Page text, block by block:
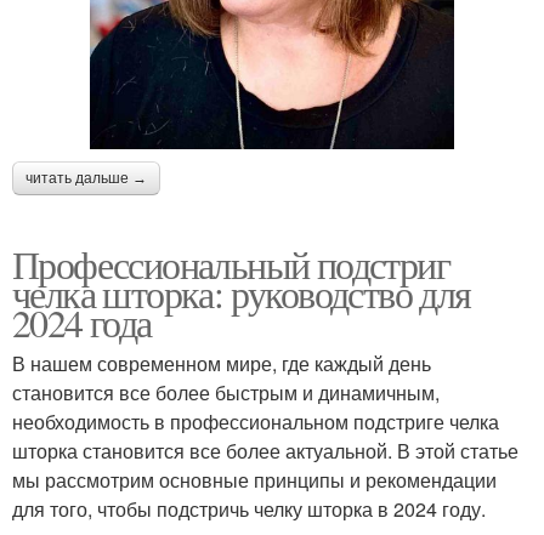
читать дальше →
Профессиональный подстриг
челка шторка: руководство для
2024 года
В нашем современном мире, где каждый день
становится все более быстрым и динамичным,
необходимость в профессиональном подстриге челка
шторка становится все более актуальной. В этой статье
мы рассмотрим основные принципы и рекомендации
для того, чтобы подстричь челку шторка в 2024 году.